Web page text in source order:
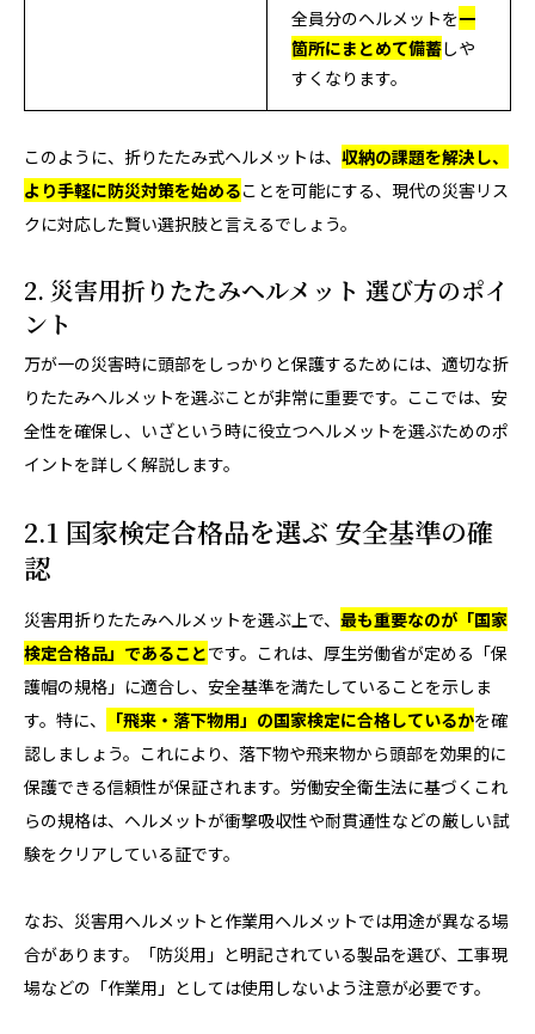
全員分のヘルメットを一
箇所にまとめて備蓄しや
すくなります。
このように、折りたたみ式ヘルメットは、 収納の課題を解決し、
より手軽に防災対策を始めることを可能にする、現代の災害リス
クに対応した賢い選択肢と言えるでしょう。
2. 災害用折りたたみヘルメット 選び方のポイ
ント
万が一の災害時に頭部をしっかりと保護するためには、適切な折
りたたみヘルメットを選ぶことが非常に重要です。ここでは、安
全性を確保し、いざという時に役立つヘルメットを選ぶためのポ
イントを詳しく解説します。
2.1 国家検定合格品を選ぶ 安全基準の確
認
災害用折りたたみヘルメットを選ぶ上で、 最も重要なのが「国家
検定合格品」であることです。これは、厚生労働省が定める「保
護帽の規格」に適合し、安全基準を満たしていることを示しま
す。特に、
「飛来・落下物用」の国家検定に合格しているかを確
認しましょう。これにより、落下物や飛来物から頭部を効果的に
保護できる信頼性が保証されます。労働安全衛生法に基づくこれ
らの規格は、ヘルメットが衝撃吸収性や耐貫通性などの厳しい試
験をクリアしている証です。
なお、災害用ヘルメットと作業用ヘルメットでは用途が異なる場
合があります。「防災用」と明記されている製品を選び、工事現
場などの「作業用」としては使用しないよう注意が必要です。